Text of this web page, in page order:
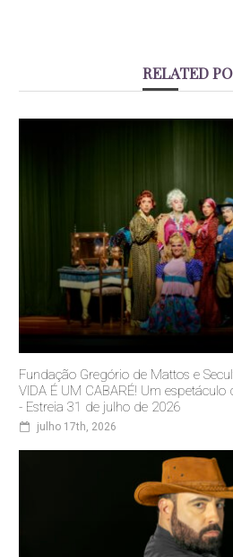
RELATED
Fundação Gregório de Mattos e
VIDA É UM CABARÉ! Um
- Estreia 31 de julho de 2026
julho 17th, 2026